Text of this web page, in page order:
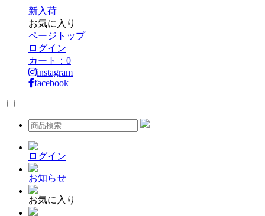
新入荷
お気に入り
ページトップ
ログイン
カート： 0
instagram
facebook
ログイン
お知らせ
お気に入り